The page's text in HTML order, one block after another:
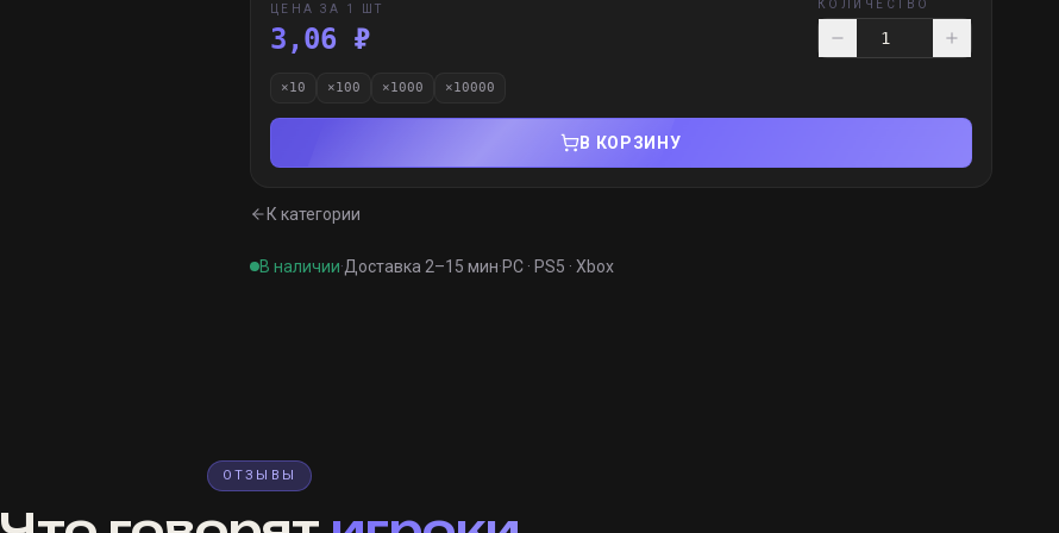
ЦЕНА ЗА 1 ШТ
3,06 ₽
КОЛИЧЕСТВО
×10 ×100 ×1000 ×10000
В КОРЗИНУ
К категории
В наличии·Доставка 2–15 мин·PC · PS5 · Xbox
ОТЗЫВЫ